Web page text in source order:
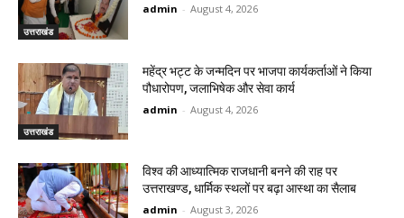
उत्तराखंड
admin - August 4, 2026
उत्तराखंड
महेंद्र भट्ट के जन्मदिन पर भाजपा कार्यकर्ताओं ने किया
पौधारोपण, जलाभिषेक और सेवा कार्य
admin - August 4, 2026
विश्व की आध्यात्मिक राजधानी बनने की राह पर
उत्तराखण्ड, धार्मिक स्थलों पर बढ़ा आस्था का सैलाब
admin - August 3, 2026